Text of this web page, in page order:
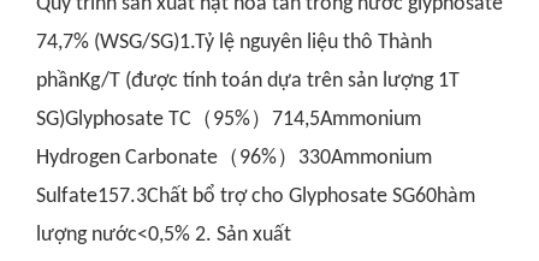
74,7% (WSG/SG)1.Tỷ lệ nguyên liệu thô Thành
phầnKg/T (được tính toán dựa trên sản lượng 1T
SG)Glyphosate TC（95%）714,5Ammonium
Hydrogen Carbonate（96%）330Ammonium
Sulfate157.3Chất bổ trợ cho Glyphosate SG60hàm
lượng nước<0,5% 2. Sản xuất